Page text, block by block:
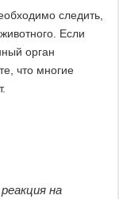
следить,
Если
орган
что многие
на